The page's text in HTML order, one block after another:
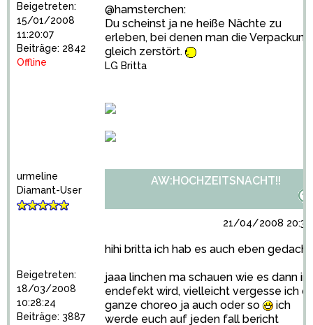
Beigetreten:
15/01/2008
11:20:07
Beiträge: 2842
Offline
@hamsterchen:
Du scheinst ja ne heiße Nächte zu
erleben, bei denen man die Verpackung
gleich zerstört.
LG Britta
urmeline
Diamant-User
Beigetreten:
18/03/2008
10:28:24
Beiträge: 3887
AW:HOCHZEITSNACHT!!
21/04/2008
hihi britta ich hab es auch eben
jaaa linchen ma schauen wie es dann im
endefekt wird, vielleicht vergesse ich
ganze choreo ja auch oder so
ich
werde euch auf jeden fall bericht